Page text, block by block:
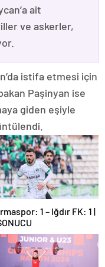
ait
ve askerler,
istifa etmesi için
Paşinyan ise
giden eşiyle
1 – Iğdır FK: 1 |